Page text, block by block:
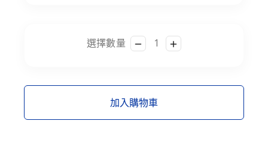
選擇數量
加入購物車